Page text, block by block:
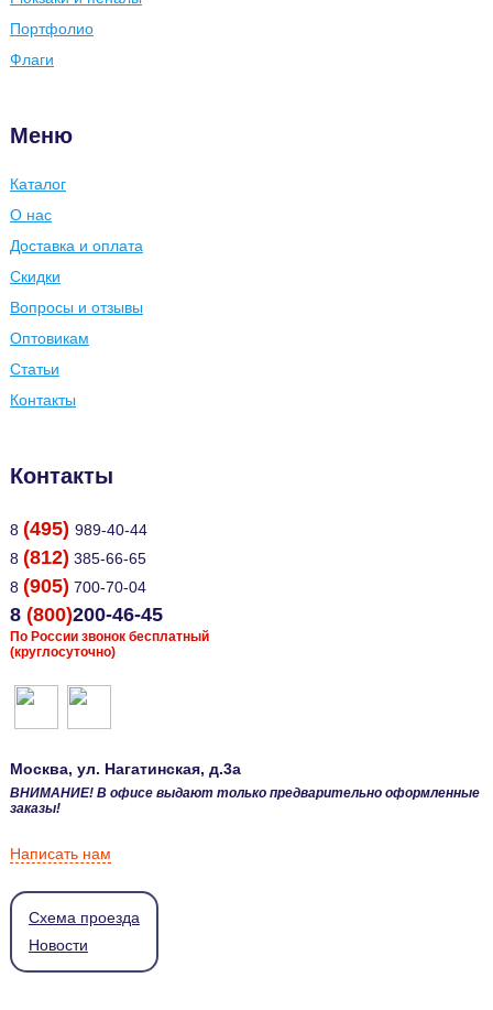
Портфолио
Флаги
Меню
Каталог
О нас
Доставка и оплата
Скидки
Вопросы и отзывы
Оптовикам
Статьи
Контакты
Контакты
8 (495) 989-40-44
8 (812) 385-66-65
8 (905) 700-70-04
8 (800)200-46-45
По России звонок бесплатный
(круглосуточно)
Москва, ул. Нагатинская, д.3а
ВНИМАНИЕ! В офисе выдают только предварительно оформленные
заказы!
Написать нам
Схема проезда
Новости